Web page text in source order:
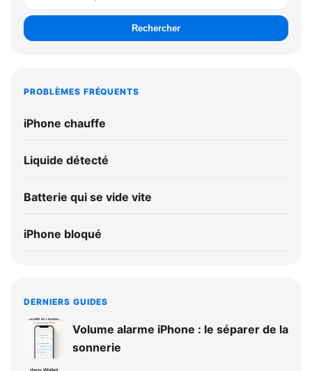
Rechercher
PROBLÈMES FRÉQUENTS
iPhone chauffe
Liquide détecté
Batterie qui se vide vite
iPhone bloqué
DERNIERS GUIDES
Volume alarme iPhone : le séparer de la
sonnerie